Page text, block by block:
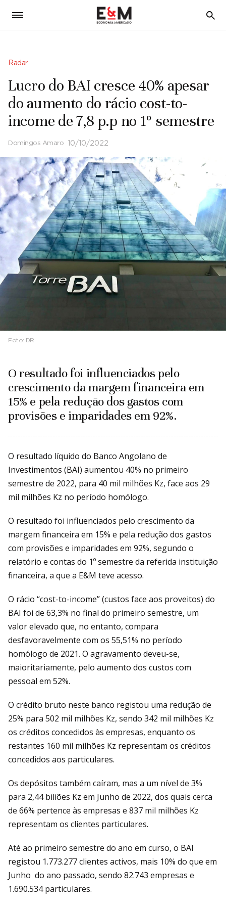
5
Radar
Lucro do BAI cresce 40% apesar
do aumento do rácio cost-to-
income de 7,8 p.p no 1º semestre
Domingos Amaro 10/10/2022
Foto: DR
O resultado foi influenciados pelo
crescimento da margem financeira em
15% e pela redução dos gastos com
provisões e imparidades em 92%.
O resultado líquido do Banco Angolano de
Investimentos (BAI) aumentou 40% no primeiro
semestre de 2022, para 40 mil milhões Kz, face aos 29
mil milhões Kz no período homólogo.
O resultado foi influenciados pelo crescimento da
margem financeira em 15% e pela redução dos gastos
com provisões e imparidades em 92%, segundo o
relatório e contas do 1º semestre da referida instituição
financeira, a que a E&M teve acesso.
O rácio “cost-to-income” (custos face aos proveitos) do
BAI foi de 63,3% no final do primeiro semestre, um
valor elevado que, no entanto, compara
desfavoravelmente com os 55,51% no período
homólogo de 2021. O agravamento deveu-se,
maioritariamente, pelo aumento dos custos com
pessoal em 52%.
O crédito bruto neste banco registou uma redução de
25% para 502 mil milhões Kz, sendo 342 mil milhões Kz
os créditos concedidos às empresas, enquanto os
restantes 160 mil milhões Kz representam os créditos
concedidos aos particulares.
Os depósitos também caíram, mas a um nível de 3%
para 2,44 biliões Kz em Junho de 2022, dos quais cerca
de 66% pertence às empresas e 837 mil milhões Kz
representam os clientes particulares.
Até ao primeiro semestre do ano em curso, o BAI
registou 1.773.277 clientes activos, mais 10% do que em
Junho do ano passado, sendo 82.743 empresas e
1.690.534 particulares.